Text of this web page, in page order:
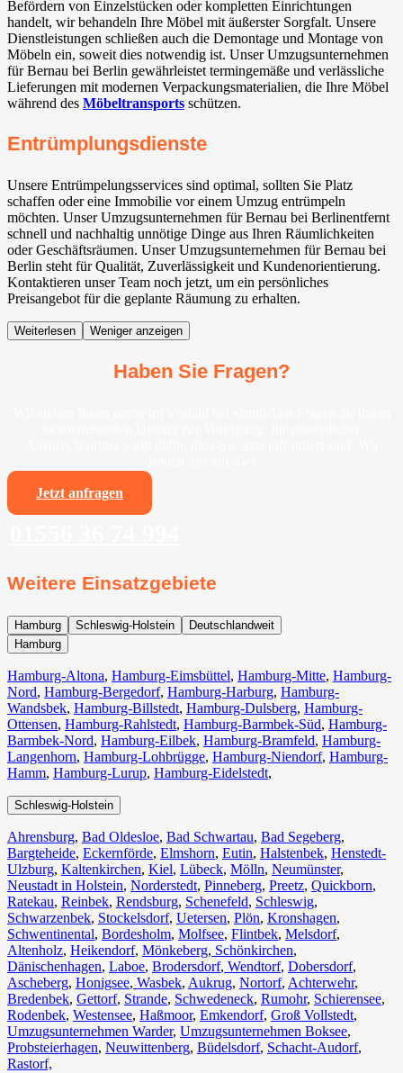
Befördern von Einzelstücken oder kompletten Einrichtungen
handelt, wir behandeln Ihre Möbel mit äußerster Sorgfalt. Unsere
Dienstleistungen schließen auch die Demontage und Montage von
Möbeln ein, soweit dies notwendig ist. Unser Umzugsunternehmen
für Bernau bei Berlin gewährleistet termingemäße und verlässliche
Lieferungen mit modernen Verpackungsmaterialien, die Ihre Möbel
während des Möbeltransports schützen.
Entrümplungsdienste
Unsere Entrümpelungsservices sind optimal, sollten Sie Platz
schaffen oder eine Immobilie vor einem Umzug entrümpeln
möchten. Unser Umzugsunternehmen für Bernau bei Berlinentfernt
schnell und nachhaltig unnötige Dinge aus Ihren Räumlichkeiten
oder Geschäftsräumen. Unser Umzugsunternehmen für Bernau bei
Berlin steht für Qualität, Zuverlässigkeit und Kundenorientierung.
Kontaktieren unser Team noch jetzt, um ein persönliches
Preisangebot für die geplante Räumung zu erhalten.
Weiterlesen Weniger anzeigen
Haben Sie Fragen?
Jetzt anfragen
Weitere Einsatzgebiete
Hamburg Schleswig-Holstein
Deutschlandweit
Hamburg
Hamburg-Altona, Hamburg-Eimsbüttel, Hamburg-Mitte, Hamburg-
Nord, Hamburg-Bergedorf, Hamburg-Harburg, Hamburg-
Wandsbek, Hamburg-Billstedt, Hamburg-Dulsberg, Hamburg-
Ottensen, Hamburg-Rahlstedt, Hamburg-Barmbek-Süd, Hamburg-
Barmbek-Nord, Hamburg-Eilbek, Hamburg-Bramfeld, Hamburg-
Langenhorn, Hamburg-Lohbrügge, Hamburg-Niendorf, Hamburg-
Hamm, Hamburg-Lurup, Hamburg-Eidelstedt,
Schleswig-Holstein
Ahrensburg, Bad Oldesloe, Bad Schwartau, Bad Segeberg,
Bargteheide, Eckernförde, Elmshorn, Eutin, Halstenbek, Henstedt-
Ulzburg, Kaltenkirchen, Kiel, Lübeck, Mölln, Neumünster,
Neustadt in Holstein, Norderstedt, Pinneberg, Preetz, Quickborn,
Ratekau, Reinbek, Rendsburg, Schenefeld, Schleswig,
Schwarzenbek, Stockelsdorf, Uetersen, Plön, Kronshagen,
Schwentinental, Bordesholm, Molfsee, Flintbek, Melsdorf,
Altenholz, Heikendorf, Mönkeberg, Schönkirchen,
Dänischenhagen, Laboe, Brodersdorf, Wendtorf, Dobersdorf,
Ascheberg, Honigsee, Wasbek, Aukrug, Nortorf, Achterwehr,
Bredenbek, Gettorf, Strande, Schwedeneck, Rumohr, Schierensee,
Rodenbek, Westensee, Haßmoor, Emkendorf, Groß Vollstedt,
Umzugsunternehmen Warder, Umzugsunternehmen Boksee,
Probsteierhagen, Neuwittenberg, Büdelsdorf, Schacht-Audorf,
Rastorf,